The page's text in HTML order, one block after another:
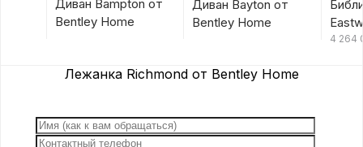
Диван Bampton от
Bentley Home
Диван Bayton от
Bentley Home
Home
4 264
Лежанка Richmond от Bentley Home